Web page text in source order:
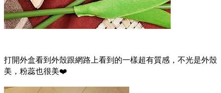
打開外盒看到外殼跟網路上看到的一樣超有質感，不光是外殼
美，粉蕊也很美❤️